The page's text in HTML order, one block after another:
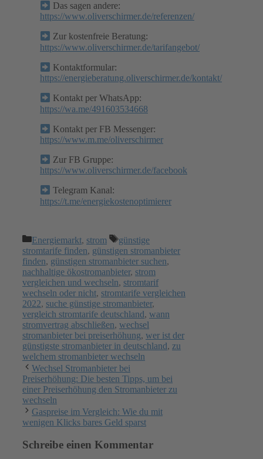
Das sagen andere:
https://www.oliverschirmer.de/referenzen/
Zur kostenfreie Beratung:
https://www.oliverschirmer.de/tarifangebot/
Kontaktformular:
https://energieberatung.oliverschirmer.de/kontakt/
Kontakt per WhatsApp:
https://wa.me/491603534668
Kontakt per FB Messenger:
https://www.m.me/oliverschirmer
Zur FB Gruppe:
https://www.oliverschirmer.de/facebook
Telegram Kanal:
https://t.me/energiekostenoptimierer
Kategorien
Energiemarkt, strom Schlagwörter
günstige
stromtarife finden, günstigen stromanbieter
finden, günstigen stromanbieter suchen,
nachhaltige ökostromanbieter, strom
vergleichen und wechseln, stromtarif
wechseln oder nicht, stromtarife vergleichen
2022, suche günstige stromanbieter,
vergleich stromtarife deutschland, wann
stromvertrag abschließen, wechsel
stromanbieter bei preiserhöhung, wer ist der
günstigste stromanbieter in deutschland, zu
welchem stromanbieter wechseln
Wechsel Stromanbieter bei
Preiserhöhung: Die besten Tipps, um bei
einer Preiserhöhung den Stromanbieter zu
wechseln
Gaspreise im Vergleich: Wie du mit
wenigen Klicks bares Geld sparst
Schreibe einen Kommentar